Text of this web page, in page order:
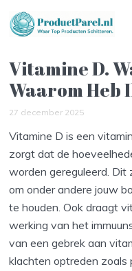
Vitamine D.
Waarom Heb
27 december 2025
Vitamine D is een
zorgt dat de
worden gereguleerd.
om onder andere jouw
te houden. Ook draagt
werking van het
van een gebrek aan
klachten optreden zoals